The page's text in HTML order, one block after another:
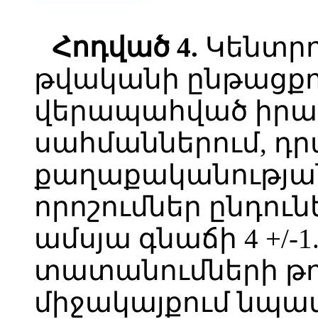
Հոդված 4.
թվականի
վերապահված
սահմաններում,
որոշումներ
ամսյա գնաճի 4 +/-
տատանումների
միջակայքում